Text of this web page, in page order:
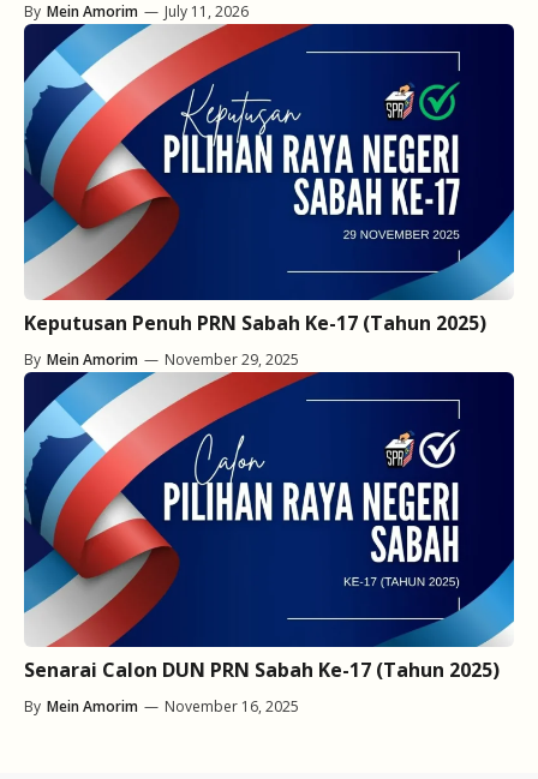
By Mein Amorim — July 11, 2026
Keputusan Penuh PRN Sabah Ke-17 (Tahun 2025)
By Mein Amorim — November 29, 2025
Senarai Calon DUN PRN Sabah Ke-17 (Tahun 2025)
By Mein Amorim — November 16, 2025